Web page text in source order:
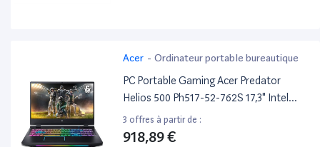
Acer - Ordinateur portable bureautique
PC Portable Gaming Acer Predator
Helios 500 Ph517-52-762S 17,3" Intel
Core i7 32 Go Ram 512Go SSD Nvidia
Rtx 3070 Noir + 1 Mois D'Abonnement
3 offres à partir de :
918,89 €